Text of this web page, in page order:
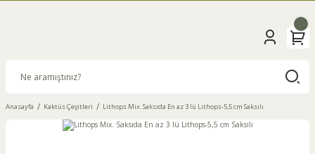
Anasayfa Kaktüs Çeşitleri Lithops Mix. Saksıda En az 3 lü Lithops-5,5 cm Saksılı